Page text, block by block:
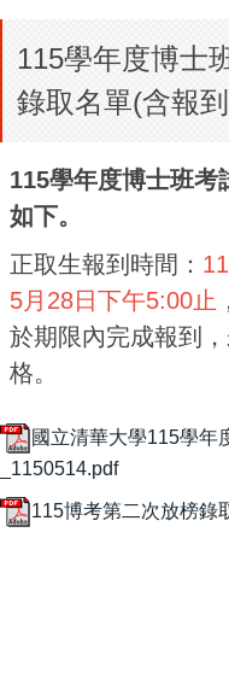
115學年度博士
錄取名單(含報
115學年度博士班考
如下。
正取生報到時間：
5月28日下午5:00止
於期限內完成報到
格。
國立清華大學115學年
_1150514.pdf
115博考第二次放榜錄